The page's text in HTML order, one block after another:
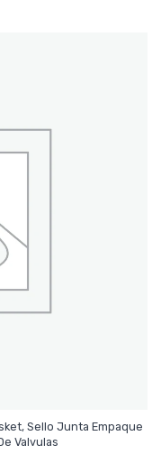
Sello Junta Empaque
Valvulas